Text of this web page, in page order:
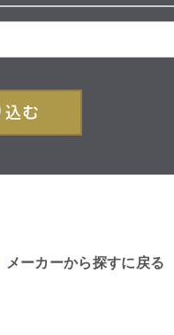
メーカーから探すに戻る